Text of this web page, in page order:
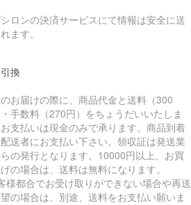
ロンの決済サービスにて情報は安全に送
ます。
換
お届けの際に、商品代金と送料（300
手数料（270円）をちょうだいいたしま
支払いは現金のみで承ります。商品到着
送者にお支払い下さい。領収証は発送業
の発行となります。10000円以上、お買
の場合は、送料は無料になります。
様都合でお受け取りができない場合や再送
の場合は、別途、送料をお支払い願いま